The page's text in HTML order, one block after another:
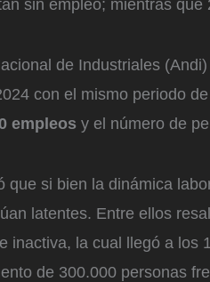
sin empleo; mientras
de Industriales
con el mismo periodo
empleos y el número de
que si bien la dinámica
latentes. Entre ellos
inactiva, la cual llegó a los
de 300.000 personas